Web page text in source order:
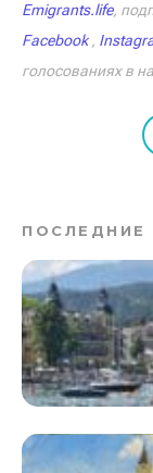
Emigrants.life,
Facebook,
голосованиях в
ПОСЛЕДНИЕ